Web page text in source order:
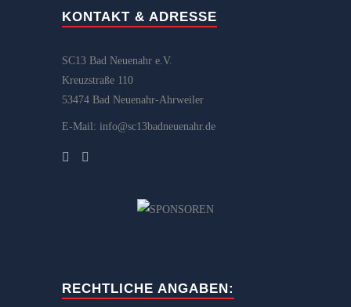
KONTAKT & ADRESSE
SC13 Bad Neuenahr e.V.
Kreuzstraße 110
53474 Bad Neuenahr-Ahrweiler
E-Mail: info@sc13badneuenahr.de
RECHTLICHE ANGABEN: